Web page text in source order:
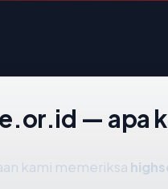
— apa
kami memeriksa